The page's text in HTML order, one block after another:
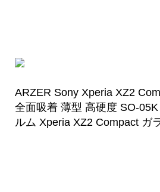
ARZER Sony Xperia XZ2
全面吸着 薄型 高硬度 SO-
ルム Xperia XZ2 Compact ガ